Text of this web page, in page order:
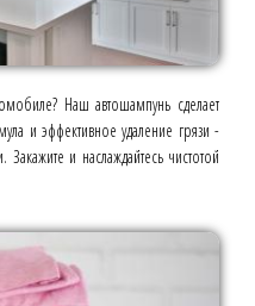
Наш автошампунь сделает
и эффективное удаление грязи -
и наслаждайтесь чистотой